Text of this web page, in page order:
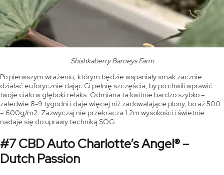
Shishkaberry Barneys Farm
Po pierwszym wrażeniu, którym będzie wspaniały smak zacznie
działać euforycznie dając Ci pełnię szczęścia, by po chwili wprawić
twoje ciało w głęboki relaks. Odmiana ta kwitnie bardzo szybko –
zaledwie 8-9 tygodni i daje więcej niż zadowalające plony, bo aż 500
– 600g/m2. Zazwyczaj nie przekracza 1.2m wysokości i świetnie
nadaje się do uprawy techniką SOG.
#7 CBD Auto Charlotte’s Angel® –
Dutch Passion